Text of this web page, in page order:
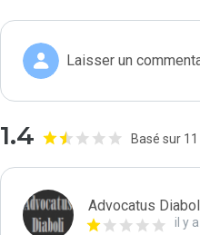
Laisser un
1.4 Basé sur
Advocatus
il y